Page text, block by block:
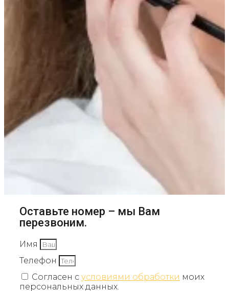
Оставьте номер – мы Вам
перезвоним.
Имя
Телефон
Согласен с условиями обработки моих
персональных данных.